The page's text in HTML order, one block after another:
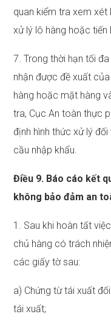
quan kiểm tra xem xét
xử lý lô hàng hoặc tiến
7. Trong thời hạn tối
nhận được đề xuất
hàng hoặc mặt hàng
tra, Cục An toàn thực
định hình thức xử lý
cầu nhập khẩu.
Điều 9. Báo cáo kết
không bảo đảm an
1. Sau khi hoàn tất
chủ hàng có trách
các giấy tờ sau:
a) Chứng từ tái xuất
tái xuất;